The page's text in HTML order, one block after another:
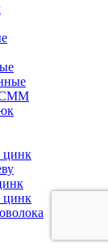
СММ
цинк
цинк